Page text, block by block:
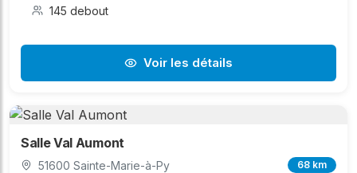
145 debout
Voir les détails
Salle Val Aumont
51600 Sainte-Marie-à-Py 68 km